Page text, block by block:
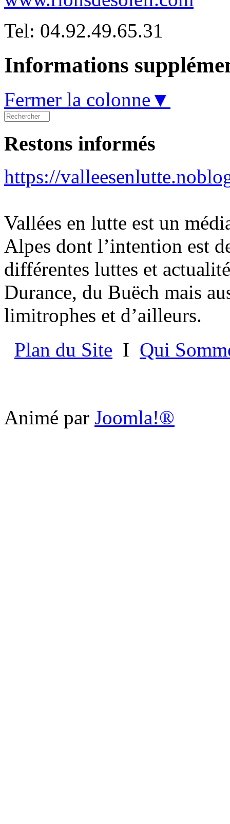
Tel: 04.92.49.65.31
Informations
Fermer la colonne▼
Restons informés
https://
Vallées en lutte est un
Alpes dont l’intention est
différentes luttes et
Durance, du Buëch mais
limitrophes et d’ailleurs.
Plan du Site I Qui
Animé par Joomla!®